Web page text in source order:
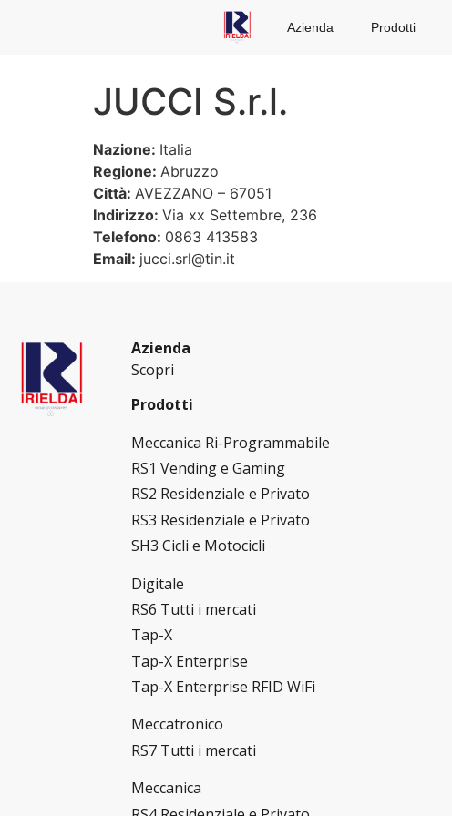
Azienda Prodotti
JUCCI S.r.l.
Nazione: Italia
Regione: Abruzzo
Città: AVEZZANO – 67051
Indirizzo: Via xx Settembre, 236
Telefono: 0863 413583
Email: jucci.srl@tin.it
Azienda
Scopri
Prodotti
Meccanica Ri-Programmabile
RS1 Vending e Gaming
RS2 Residenziale e Privato
RS3 Residenziale e Privato
SH3 Cicli e Motocicli
Digitale
RS6 Tutti i mercati
Tap-X
Tap-X Enterprise
Tap-X Enterprise RFID WiFi
Meccatronico
RS7 Tutti i mercati
Meccanica